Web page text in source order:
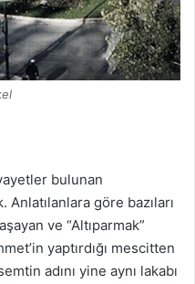
bulunan
göre bazıları
ve “Altıparmak”
yaptırdığı mescitten
adını yine aynı lakabı